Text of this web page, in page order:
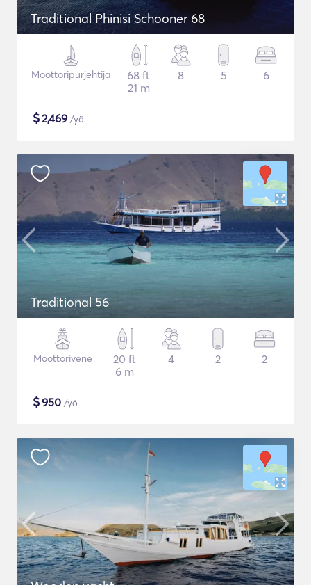
Traditional Phinisi Schooner 68
Moottoripurjehtija
68 ft
21 m
8 5 6
$2,469 /yö
Traditional 56
Moottorivene
20 ft
6 m
4 2 2
$950 /yö